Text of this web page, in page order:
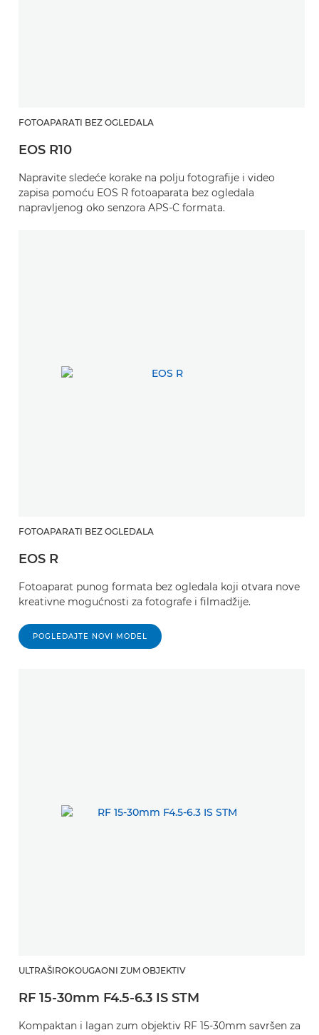
FOTOAPARATI BEZ OGLEDALA
EOS R10
Napravite sledeće korake na polju fotografije i video
zapisa pomoću EOS R fotoaparata bez ogledala
napravljenog oko senzora APS-C formata.
FOTOAPARATI BEZ OGLEDALA
EOS R
Fotoaparat punog formata bez ogledala koji otvara nove
kreativne mogućnosti za fotografe i filmadžije.
POGLEDAJTE NOVI MODEL
ULTRAŠIROKOUGAONI ZUM OBJEKTIV
RF 15-30mm F4.5-6.3 IS STM
Kompaktan i lagan zum objektiv RF 15-30mm savršen za